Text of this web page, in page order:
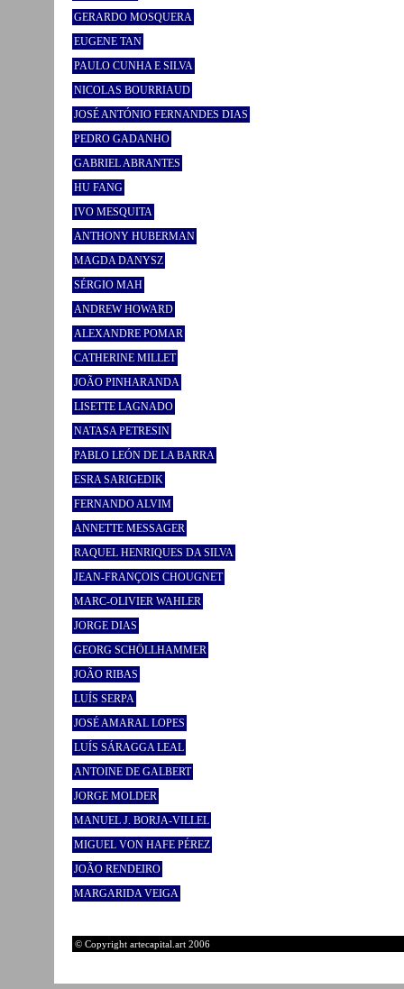
GERARDO MOSQUERA
EUGENE TAN
PAULO CUNHA E SILVA
NICOLAS BOURRIAUD
JOSÉ ANTÓNIO FERNANDES DIAS
PEDRO GADANHO
GABRIEL ABRANTES
HU FANG
IVO MESQUITA
ANTHONY HUBERMAN
MAGDA DANYSZ
SÉRGIO MAH
ANDREW HOWARD
ALEXANDRE POMAR
CATHERINE MILLET
JOÃO PINHARANDA
LISETTE LAGNADO
NATASA PETRESIN
PABLO LEÓN DE LA BARRA
ESRA SARIGEDIK
FERNANDO ALVIM
ANNETTE MESSAGER
RAQUEL HENRIQUES DA SILVA
JEAN-FRANÇOIS CHOUGNET
MARC-OLIVIER WAHLER
JORGE DIAS
GEORG SCHÖLLHAMMER
JOÃO RIBAS
LUÍS SERPA
JOSÉ AMARAL LOPES
LUÍS SÁRAGGA LEAL
ANTOINE DE GALBERT
JORGE MOLDER
MANUEL J. BORJA-VILLEL
MIGUEL VON HAFE PÉREZ
JOÃO RENDEIRO
MARGARIDA VEIGA
© Copyright artecapital.art 2006